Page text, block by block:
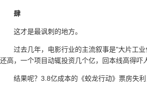
肆
这才是最讽刺的地方。
过去几年，电影行业的主流叙事是"大片工
还高，一个项目动辄投资几个亿，回本线高得吓
结果呢？3.8亿成本的《蛟龙行动》票房失